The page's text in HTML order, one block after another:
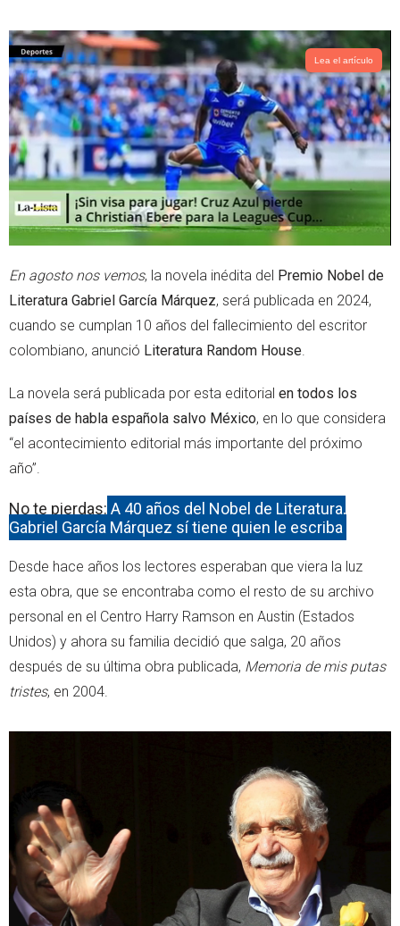
i
t
t
e
r
a
t
s
a
p
p
Lea el artículo
En agosto nos vemos, la novela inédita del Premio Nobel de
Literatura Gabriel García Márquez, será publicada en 2024,
cuando se cumplan 10 años del fallecimiento del escritor
colombiano, anunció Literatura Random House.
La novela será publicada por esta editorial en todos los
países de habla española salvo México, en lo que considera
“el acontecimiento editorial más importante del próximo
año”.
No te pierdas: A 40 años del Nobel de Literatura,
Gabriel García Márquez sí tiene quien le escriba
Desde hace años los lectores esperaban que viera la luz
esta obra, que se encontraba como el resto de su archivo
personal en el Centro Harry Ramson en Austin (Estados
Unidos) y ahora su familia decidió que salga, 20 años
después de su última obra publicada, Memoria de mis putas
tristes, en 2004.